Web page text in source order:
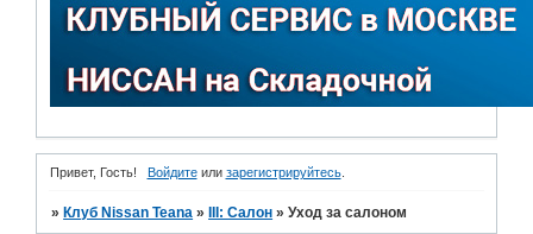
Привет, Гость! Войдитеили зарегистрируйтесь.
» Клуб Nissan Teana » III: Салон »Уход за салоном